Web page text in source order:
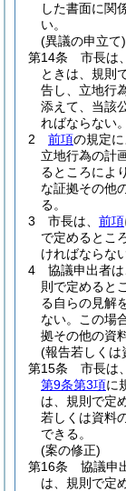
した書面に関
い。
(異議の申立て)
第14条
市長は、
ときは、規則
告し、立地行
添えて、当該
ればならない。
2
前項の規定
立地行為の計
るところによ
な証拠その他
る。
3
市長は、 前項
で定めるとこ
ければならない
4
協議申出者は
則で定めると
る自らの見解
ない。
この場
拠その他の資
(報告若しくは
第15条
市長は、
第9条第3項に
は、規則で定
若しくは資料
できる。
(案の修正)
第16条
協議申
は、規則で定